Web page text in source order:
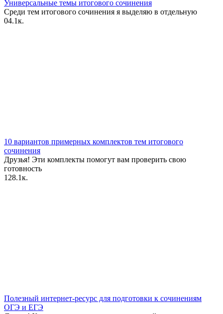
Универсальные темы итогового сочинения
Среди тем итогового сочинения я выделяю в отдельную
04.1к.
10 вариантов примерных комплектов тем итогового
сочинения
Друзья! Эти комплекты помогут вам проверить свою
готовность
1 28.1к.
Полезный интернет-ресурс для подготовки к сочинениям
ОГЭ и ЕГЭ